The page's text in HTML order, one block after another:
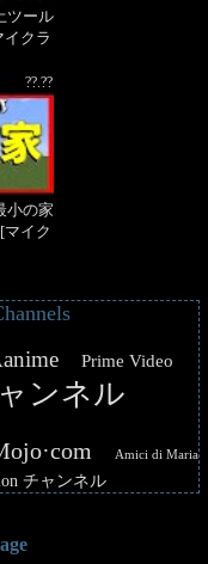
ツール
クラ
小の家
イク
??.??
Prime Video
ンネル
Amici di Maria
チャンネル